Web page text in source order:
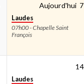
Aujourd'hui 7
Laudes
07h00 - Chapelle Saint
François
14
Laudes